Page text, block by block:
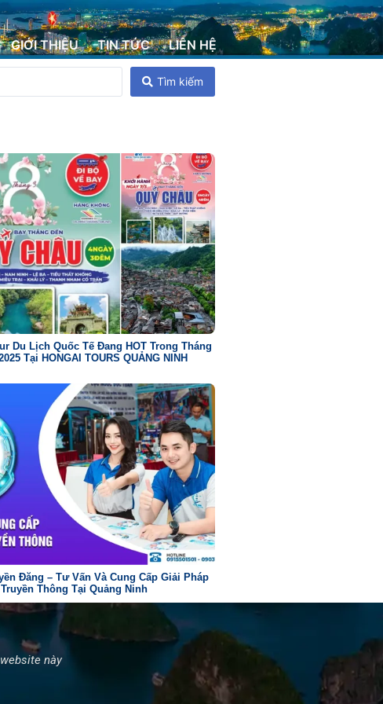
GIỚI THIỆU TIN TỨC LIÊN HỆ
Tìm kiếm
Du Lịch Quốc Tế Đang HOT Trong Tháng
Tại HONGAI TOURS QUẢNG NINH
Đăng – Tư Vấn Và Cung Cấp Giải Pháp
Truyền Thông Tại Quảng Ninh
này